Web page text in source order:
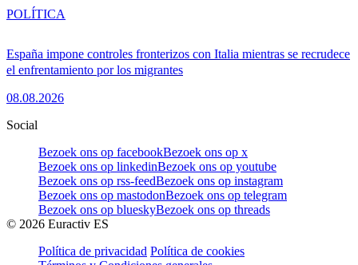
España impone controles fronterizos con Italia mientras se recrudece
el enfrentamiento por los migrantes
08.08.2026
POLÍTICA
Social
Bezoek ons op facebookBezoek ons op x
Bezoek ons op linkedinBezoek ons op youtube
Bezoek ons op rss-feedBezoek ons op instagram
Bezoek ons op mastodonBezoek ons op telegram
Bezoek ons op blueskyBezoek ons op threads
© 2026 Euractiv ES
Política de privacidad Política de cookies